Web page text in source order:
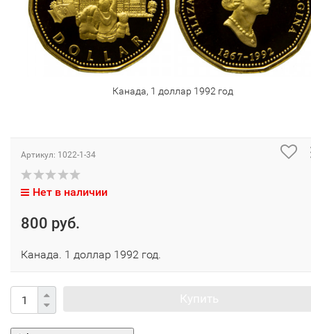
Канада, 1 доллар 1992 год
Артикул: 1022-1-34
Нет в наличии
800 руб.
Канада. 1 доллар 1992 год.